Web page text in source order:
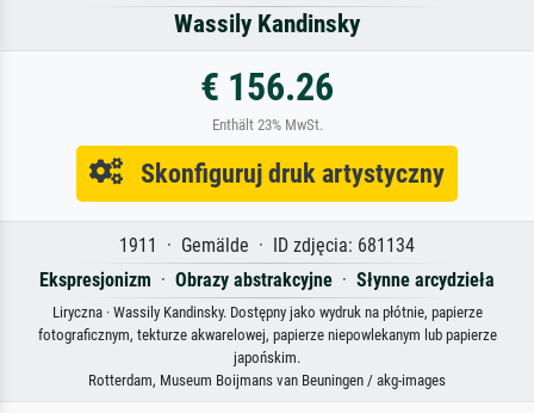
Wassily Kandinsky
€ 156.26
Enthält 23% MwSt.
Skonfiguruj druk artystyczny
1911 · Gemälde · ID zdjęcia: 681134
Ekspresjonizm · Obrazy abstrakcyjne · Słynne arcydzieła
Liryczna · Wassily Kandinsky. Dostępny jako wydruk na płótnie, papierze
fotograficznym, tekturze akwarelowej, papierze niepowlekanym lub papierze
japońskim.
Rotterdam, Museum Boijmans van Beuningen / akg-images